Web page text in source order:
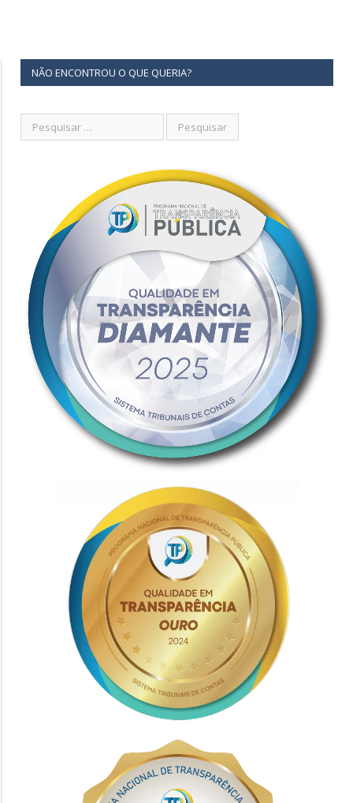
NÃO ENCONTROU O QUE QUERIA?